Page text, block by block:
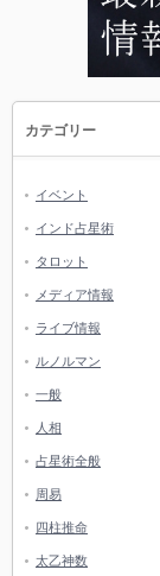
カテゴリー
イベント
インド占星術
タロット
メディア情報
ライブ情報
ルノルマン
一般
人相
占星術全般
周易
四柱推命
太乙神数